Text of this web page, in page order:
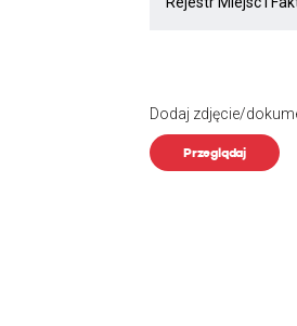
Dodaj zdjęcie/
Przeglądaj